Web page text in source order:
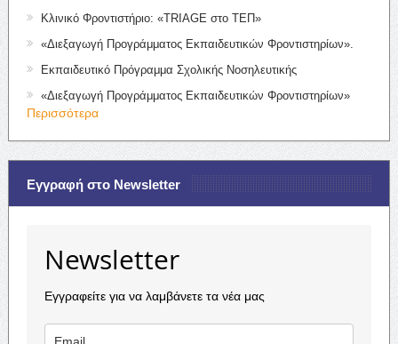
Κλινικό Φροντιστήριο: «TRIAGE στο ΤΕΠ»
«Διεξαγωγή Προγράμματος Εκπαιδευτικών Φροντιστηρίων».
Εκπαιδευτικό Πρόγραμμα Σχολικής Νοσηλευτικής
«Διεξαγωγή Προγράμματος Εκπαιδευτικών Φροντιστηρίων»
Περισσότερα
Εγγραφή στο Newsletter
Newsletter
Εγγραφείτε για να λαμβάνετε τα νέα μας